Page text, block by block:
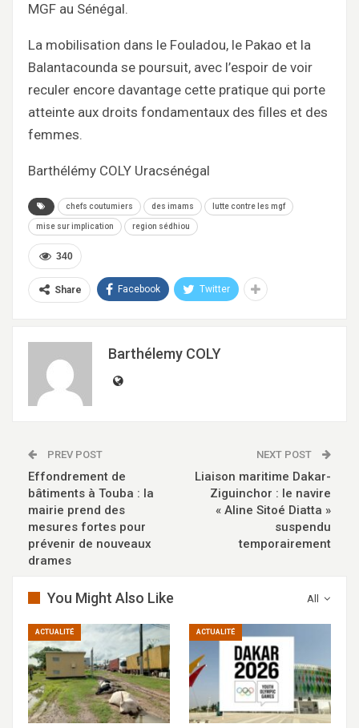
MGF au Sénégal.
La mobilisation dans le Fouladou, le Pakao et la
Balantacounda se poursuit, avec l’espoir de voir
reculer encore davantage cette pratique qui porte
atteinte aux droits fondamentaux des filles et des
femmes.
Barthélémy COLY Uracsénégal
chefs coutumiers des imams lutte contre les mgf
mise sur implication region sédhiou
340
Share Facebook Twitter
Barthélemy COLY
PREV POST
Effondrement de
bâtiments à Touba : la
mairie prend des
mesures fortes pour
prévenir de nouveaux
drames
NEXT POST
Liaison maritime Dakar-
Ziguinchor : le navire
« Aline Sitoé Diatta »
suspendu
temporairement
All
You Might Also Like
ACTUALITÉ ACTUALITÉ